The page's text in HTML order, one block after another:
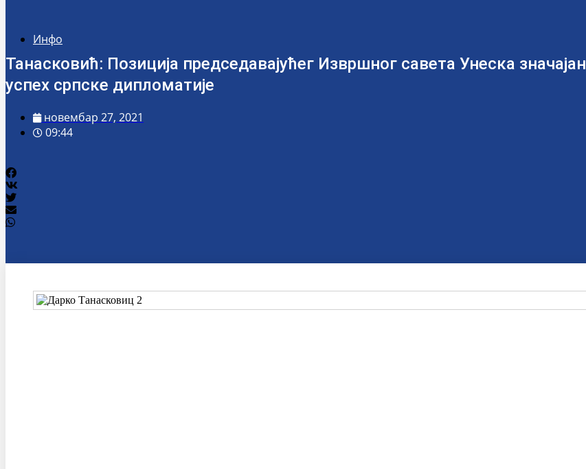
Инфо
Танасковић: Позиција председавајућег Извршног савета Унеска значајан
успех српске дипломатије
новембар 27, 2021
09:44